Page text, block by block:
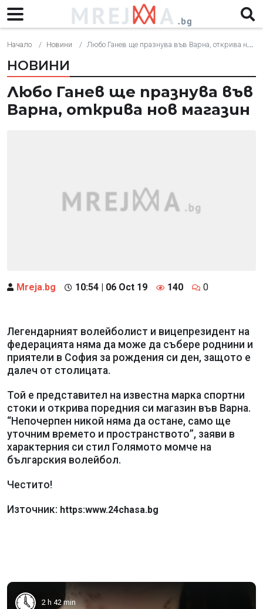
Начало Новини Любо Ганев ще празнува във Варна, открива нов магазин
НОВИНИ
Любо Ганев ще празнува във
Варна, открива нов магазин
Mreja.bg 10:54 | 06 Oct 19 140 0
Легендарният волейболист и вицепрезидент на
федерацията няма да може да събере роднини и
приятели в София за рождения си ден, защото е
далеч от столицата.
Той е представител на известна марка спортни
стоки и открива поредния си магазин във Варна.
“Непочерпен никой няма да остане, само ще
уточним времето и пространството”, заяви в
характерния си стил Голямото момче на
българския волейбол.
Честито!
Източник: https:www.24chasa.bg
2 h 42 min